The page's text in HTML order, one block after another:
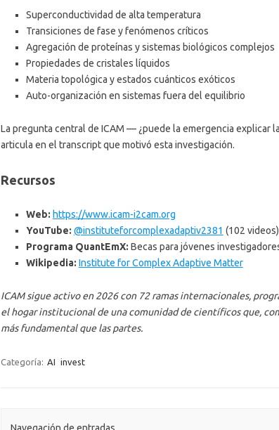
Superconductividad de alta temperatura
Transiciones de fase y fenómenos críticos
Agregación de proteínas y sistemas biológicos complejos
Propiedades de cristales líquidos
Materia topológica y estados cuánticos exóticos
Auto-organización en sistemas fuera del equilibrio
La pregunta central de ICAM — ¿puede la emergencia explicar
articula en el transcript que motivó esta investigación.
Recursos
Web: https://www.icam-i2cam.org
YouTube: @instituteforcomplexadaptiv2381 (102 videos)
Programa QuantEmX: Becas para jóvenes
Wikipedia: Institute for Complex Adaptive Matter
ICAM sigue activo en 2026 con 72 ramas internacionales,
el hogar institucional de una comunidad de científicos que,
más fundamental que las partes.
Categoría: AI invest